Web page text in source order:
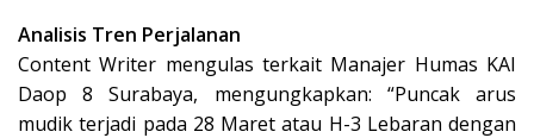
Analisis Tren Perjalanan
Content Writer mengulas terkait Manajer Humas KAI
Daop 8 Surabaya, mengungkapkan: “Puncak arus
mudik terjadi pada 28 Maret atau H-3 Lebaran dengan